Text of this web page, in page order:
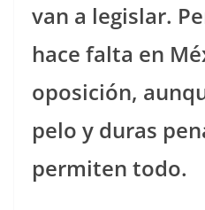
van a legislar.
hace falta en
oposición,
pelo y duras
permiten todo.